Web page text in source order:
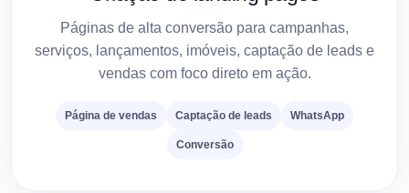
Páginas de alta conversão para campanhas,
serviços, lançamentos, imóveis, captação de leads e
vendas com foco direto em ação.
Página de vendas Captação de leads WhatsApp
Conversão